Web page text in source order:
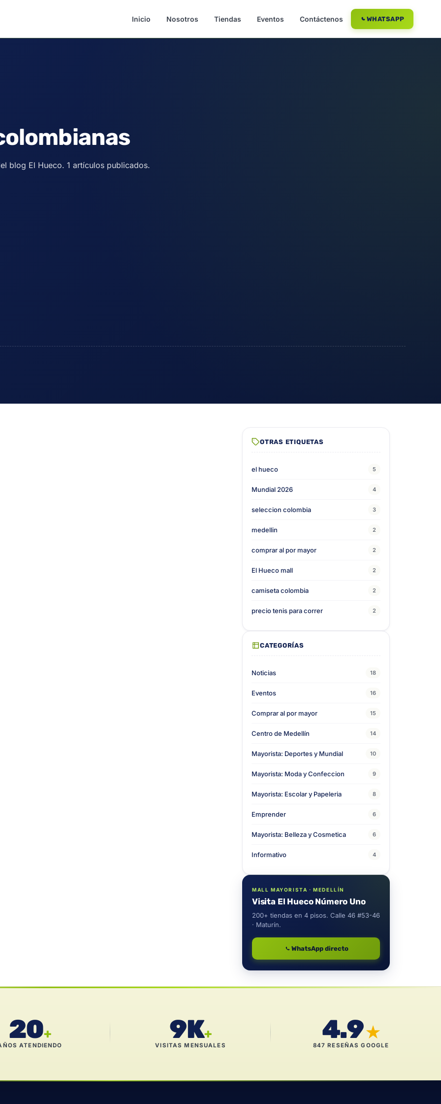
Inicio Nosotros Tiendas Eventos Contáctenos WHATSAPP
blog El Hueco. 1 artículos publicados.
OTRAS ETIQUETAS
el hueco 5
Mundial 2026 4
seleccion colombia 3
medellin 2
comprar al por mayor 2
El Hueco mall 2
camiseta colombia 2
precio tenis para correr 2
CATEGORÍAS
Noticias 18
Eventos 16
Comprar al por mayor 15
Centro de Medellín 14
Mayorista: Deportes y Mundial 10
Mayorista: Moda y Confeccion 9
Mayorista: Escolar y Papeleria 8
Emprender 6
Mayorista: Belleza y Cosmetica 6
Informativo 4
MALL MAYORISTA · MEDELLÍN
Visita El Hueco Número Uno
200+ tiendas en 4 pisos. Calle 46 #53-46
· Maturín.
WhatsApp directo
20+
ATENDIENDO
9K+
VISITAS MENSUALES
4.9★
847 RESEÑAS GOOGLE